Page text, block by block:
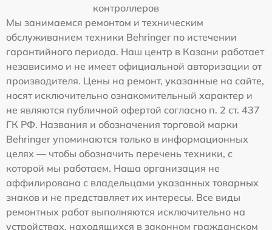
контроллеров
Мы занимаемся ремонтом и техническим
обслуживанием техники Behringer по истечении
гарантийного периода. Наш центр в Казани работает
независимо и не имеет официальной авторизации от
производителя. Цены на ремонт, указанные на сайте,
носят исключительно ознакомительный характер и
не являются публичной офертой согласно п. 2 ст. 437
ГК РФ. Названия и обозначения торговой марки
Behringer упоминаются только в информационных
целях — чтобы обозначить перечень техники, с
которой мы работаем. Наша организация не
аффилирована с владельцами указанных товарных
знаков и не представляет их интересы. Все виды
ремонтных работ выполняются исключительно на
устройствах, находящихся в законном гражданском